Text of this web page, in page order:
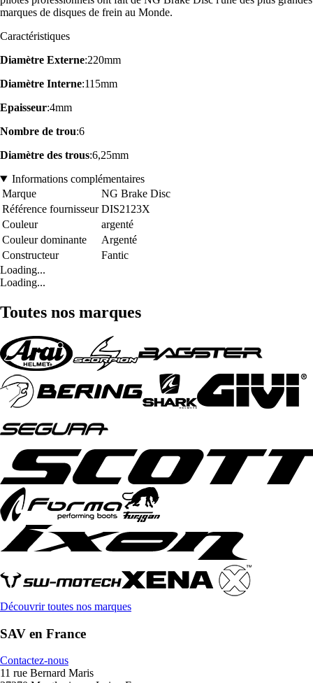
marques de disques de frein au Monde.
Caractéristiques
Diamètre Externe:220mm
Diamètre Interne:115mm
Epaisseur:4mm
Nombre de trou:6
Diamètre des trous:6,25mm
Informations complémentaires
Marque
NG Brake Disc
Référence fournisseur DIS2123X
Couleur
argenté
Couleur dominante
Argenté
Constructeur
Fantic
Loading...
Loading...
Toutes nos marques
Découvrir toutes nos marques
SAV en France
Contactez-nous
11 rue Bernard Maris